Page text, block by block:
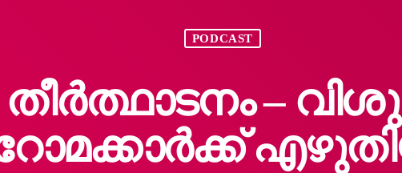
PODCAST
–